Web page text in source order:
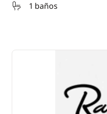
1 baños